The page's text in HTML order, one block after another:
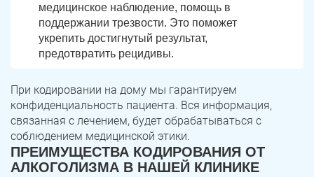
медицинское наблюдение, помощь в
поддержании трезвости. Это поможет
укрепить достигнутый результат,
предотвратить рецидивы.
При кодировании на дому мы гарантируем
конфиденциальность пациента. Вся информация,
связанная с лечением, будет обрабатываться с
соблюдением медицинской этики.
ПРЕИМУЩЕСТВА КОДИРОВАНИЯ ОТ
АЛКОГОЛИЗМА В НАШЕЙ КЛИНИКЕ